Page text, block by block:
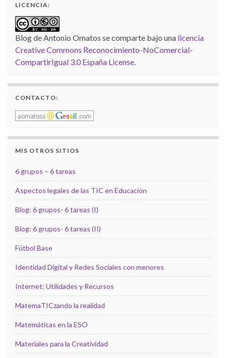
LICENCIA:
Blog de Antonio Omatos se comparte bajo una licencia
Creative Commons Reconocimiento-NoComercial-
CompartirIgual 3.0 España License
CONTACTO:
MIS OTROS SITIOS
6 grupos – 6 tareas
Aspectos legales de las TIC en Educación
Blog: 6 grupos- 6 tareas (I)
Blog: 6 grupos- 6 tareas (II)
Fútbol Base
Identidad Digital y Redes Sociales con menores
Internet: Utilidades y Recursos
MatemaTICzando la realidad
Matemáticas en la ESO
Materiales para la Creatividad